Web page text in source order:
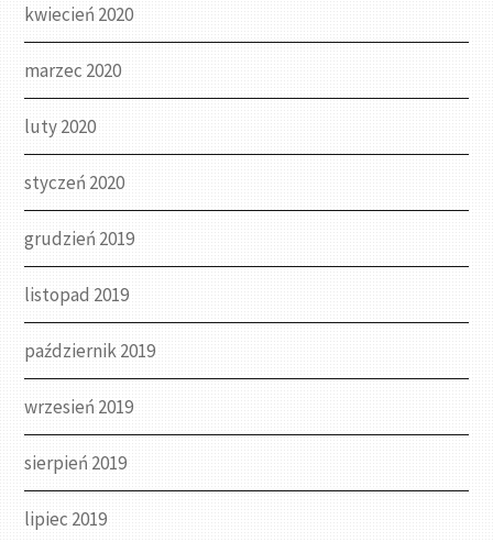
kwiecień 2020
marzec 2020
luty 2020
styczeń 2020
grudzień 2019
listopad 2019
październik 2019
wrzesień 2019
sierpień 2019
lipiec 2019